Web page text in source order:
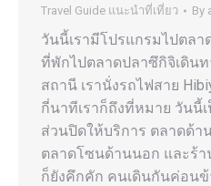
Travel Guide แนะนำที่เที่ยว By
วันนี้เรามีโปรแกรมไปตลา
ที่พักไปตลาดปลาซึกิจิเดินท
สถานี เรานั่งรถไฟสาย
กี่นาทีเราก็ถึงที่หมาย วันนี้
ส่วนปิดให้บริการ ตลาดด้า
ตลาดโซนด้านนอก และร้
ก็ยังคึกคัก คนเดินกันค่อน